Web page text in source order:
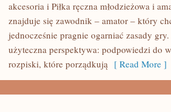
akcesoria i Piłka ręczna młodzieżowa i
znajduje się zawodnik – amator – który
jednocześnie pragnie ogarniać zasady
użyteczna perspektywa: podpowiedzi do
rozpiski, które porządkują [ Read More ]